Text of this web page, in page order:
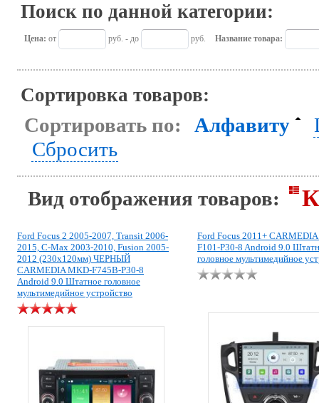
Поиск по данной категории:
Цена: от руб. - до руб. Название товара:
Сортировка товаров:
Сортировать по: Алфавиту
Сбросить
Вид отображения товаров:
Ford Focus 2 2005-2007, Transit 2006-
2015, C-Max 2003-2010, Fusion 2005-
2012 (230х120мм) ЧЕРНЫЙ
CARMEDIA MKD-F745B-P30-8
Android 9.0 Штатное головное
мультимедийное устройство
Ford Focus 2011+
F101-P30-8 Android 9.0
головное мультимедийное